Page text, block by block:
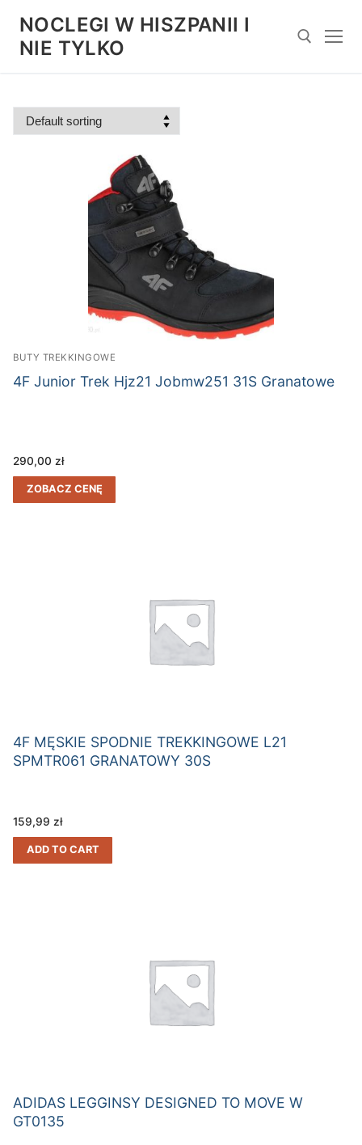
treści
NOCLEGI W HISZPANII I
NIE TYLKO
Szukaj:
BUTY TREKKINGOWE
4F Junior Trek Hjz21 Jobmw251 31S Granatowe
290,00 zł
ZOBACZ CENĘ
4F MĘSKIE SPODNIE TREKKINGOWE L21
SPMTR061 GRANATOWY 30S
159,99 zł
ADD TO CART
ADIDAS LEGGINSY DESIGNED TO MOVE W
GT0135